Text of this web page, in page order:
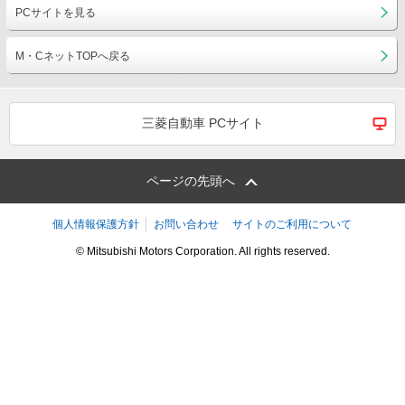
PCサイトを見る
M・CネットTOPへ戻る
三菱自動車 PCサイト
ページの先頭へ
個人情報保護方針 お問い合わせ サイトのご利用について
© Mitsubishi Motors Corporation. All rights reserved.